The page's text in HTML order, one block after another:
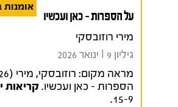
על הספרות – כאן ועכשיו
מירי רוזובסקי
גיליון 9 I ינואר 2026
מראה מקום:
הספרות – כאן ועכשיו.קריאות
15-9.